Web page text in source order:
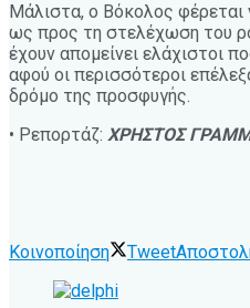
Μάλιστα, ο Βόκολος φέρεται
ως προς τη στελέχωση του
έχουν απομείνει ελάχιστοι
αφού οι περισσότεροι
δρόμο της προσφυγής.
• Ρεπορτάζ: ΧΡΗΣΤΟΣ
Κοινοποίηση Tweet